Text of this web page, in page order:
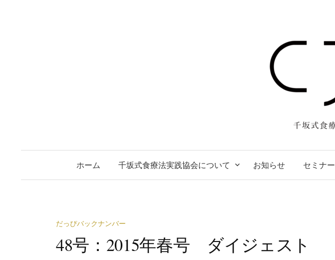
ホーム 千坂式食療法実践協会について お知らせ セミナー
だっぴバックナンバー
48号：2015年春号 ダイジェスト